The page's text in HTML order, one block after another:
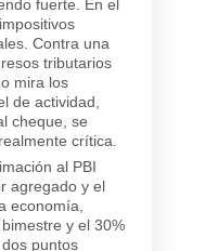
fuerte. En el
Contra una
tributarios
mira los
de actividad,
cheque, se
crítica.
al PBI
agregado y el
economía,
y el 30%
puntos